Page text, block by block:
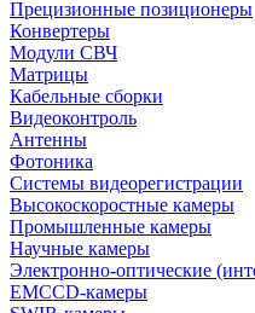
Прецизионные позиционеры
Конвертеры
Модули СВЧ
Матрицы
Кабельные сборки
Видеоконтроль
Антенны
Фотоника
Cистемы видеорегистрации
Высокоскоростные камеры
Промышленные камеры
Научные камеры
Электронно-оптические
EMCCD-камеры